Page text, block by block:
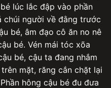
lúc lắc đập vào phần
chúi người về đằng trước
bé, âm đạo cô ăn no nê
bé. Vén mái tóc xõa
bé, cậu ta đang nhắm
mặt, răng cắn chặt lại
hông cậu bé đu đưa